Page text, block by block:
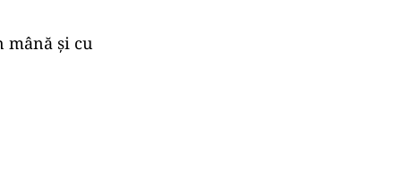
mână și cu